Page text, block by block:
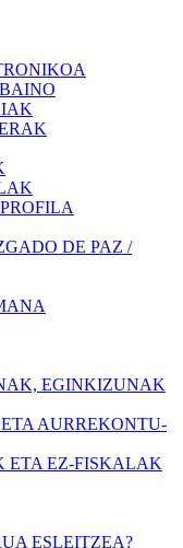
DE PAZ /
EGINKIZUNAK
AURREKONTU-
ETA EZ-FISKALAK
ESLEITZEA?